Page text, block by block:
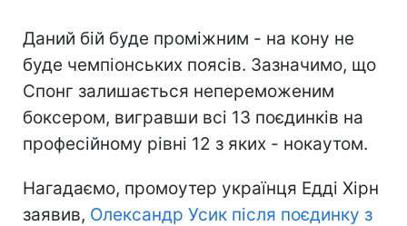
Даний бій буде проміжним - на кону не
буде чемпіонських поясів. Зазначимо, що
Спонг залишається непереможеним
боксером, вигравши всі 13 поєдинків на
професійному рівні 12 з яких - нокаутом.
Нагадаємо, промоутер українця Едді Хірн
заявив, Олександр Усик після поєдинку з